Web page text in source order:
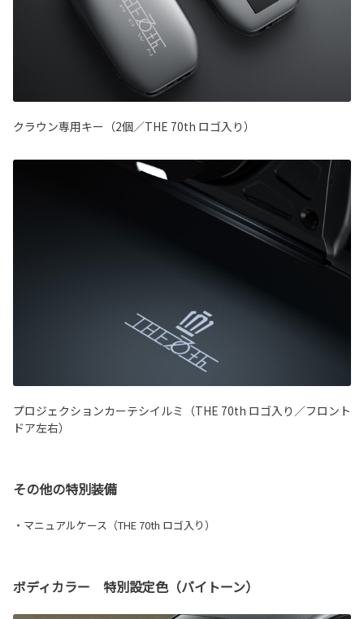
クラウン専用キー（2個／THE 70th ロゴ入り）
プロジェクションカーテシイルミ（THE 70th ロゴ入り／フロント
ドア左右）
その他の特別装備
・マニュアルケース（THE 70th ロゴ入り）
ボディカラー 特別設定色（バイトーン）